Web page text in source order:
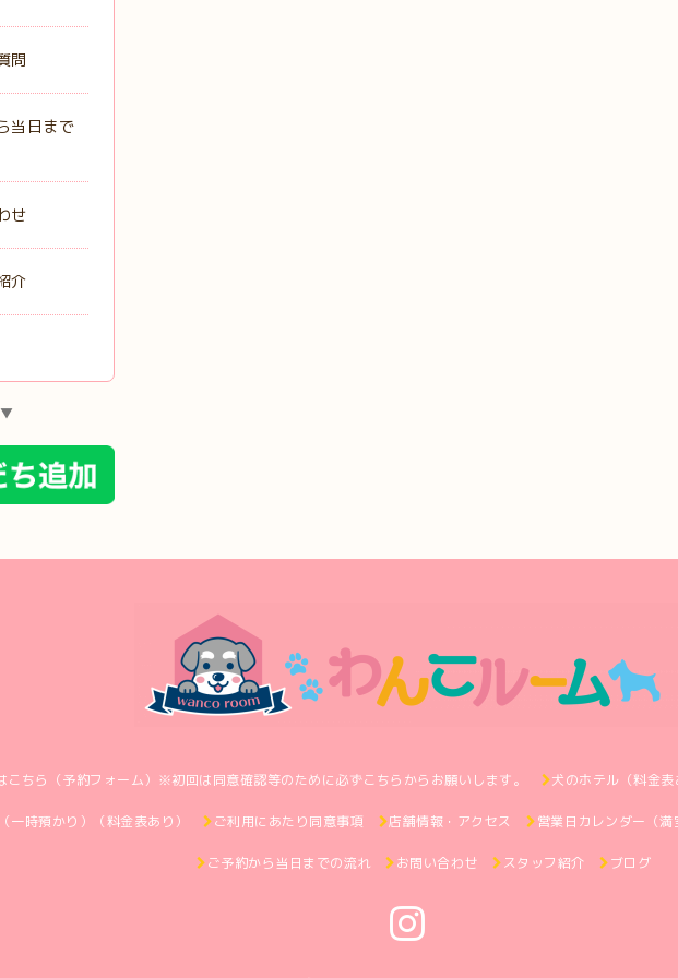
問
当日まで
せ
介
▼
こちら（予約フォーム）※初回は同意確認等のために必ずこちらからお願いします。 犬のホテル（料金表
一時預かり）（料金表あり） ご利用にあたり同意事項 店舗情報・アクセス 営業日カレンダー（満
ご予約から当日までの流れ お問い合わせ スタッフ紹介 ブログ